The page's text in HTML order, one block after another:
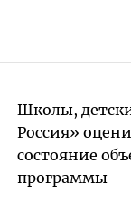
Школы,
Россия»
состояние
программы